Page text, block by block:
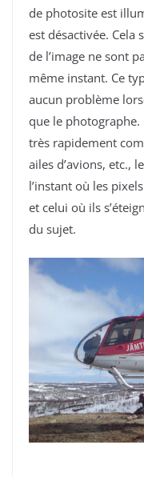
de photosite est
est désactivée. Cela
de l’image ne sont
même instant. Ce
aucun problème
que le photographe.
très rapidement
ailes d’avions, etc.,
l’instant où les
et celui où ils
du sujet.